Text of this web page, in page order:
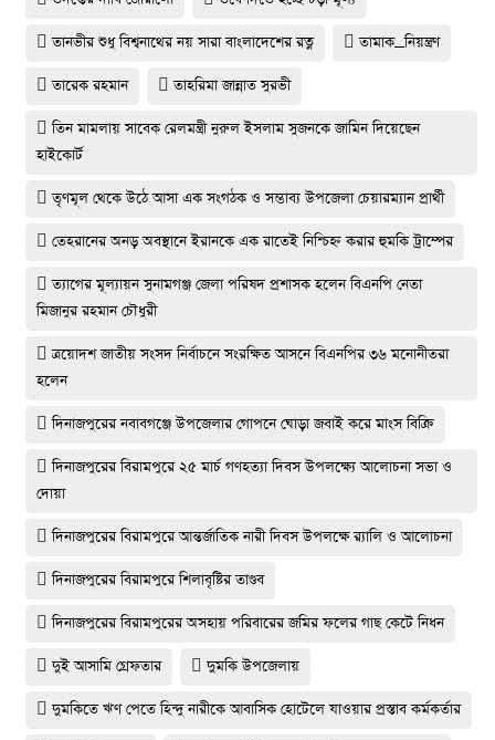
তানভীর শুধু বিশ্বনাথের নয় সারা বাংলাদেশের রত্ন তামাক_নিয়ন্ত্রণ
তারেক রহমান তাহরিমা জান্নাত সুরভী
তিন মামলায় সাবেক রেলমন্ত্রী নুরুল ইসলাম সুজনকে জামিন দিয়েছেন
হাইকোর্ট
তৃণমূল থেকে উঠে আসা এক সংগঠক ও সম্ভাব্য উপজেলা চেয়ারম্যান প্রার্থী
তেহরানের অনড় অবস্থানে ইরানকে এক রাতেই নিশ্চিহ্ন করার হুমকি ট্রাম্পের
ত্যাগের মূল্যায়ন সুনামগঞ্জ জেলা পরিষদ প্রশাসক হলেন বিএনপি নেতা
মিজানুর রহমান চৌধুরী
ত্রয়োদশ জাতীয় সংসদ নির্বাচনে সংরক্ষিত আসনে বিএনপির ৩৬ মনোনীতরা
হলেন
দিনাজপুরের নবাবগঞ্জে উপজেলার গোপনে ঘোড়া জবাই করে মাংস বিক্রি
দিনাজপুরের ‎বিরামপুরে ২৫ মার্চ গণহত্যা দিবস উপলক্ষ্যে আলোচনা সভা ও
দোয়া
দিনাজপুরের বিরামপুরে আন্তর্জাতিক নারী দিবস উপলক্ষে র‍্যালি ও আলোচনা
দিনাজপুরের বিরামপুরে শিলাবৃষ্টির তাণ্ডব
দিনাজপুরের বিরামপুরের অসহায় পরিবারের জমির ফলের গাছ কেটে নিধন
দুই আসামি গ্রেফতার দুমকি উপজেলায়
দুমকিতে ঋণ পেতে হিন্দু নারীকে আবাসিক হোটেলে যাওয়ার প্রস্তাব কর্মকর্তার